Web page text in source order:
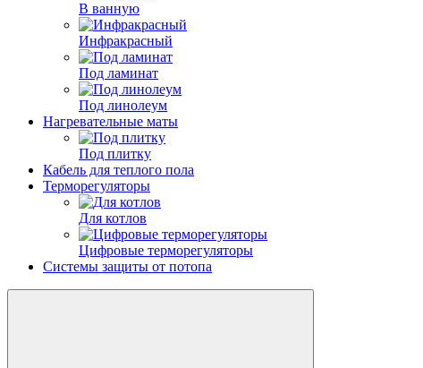
В ванную
Инфракрасный
Под ламинат
Под линолеум
Нагревательные маты
Под плитку
Кабель для теплого пола
Терморегуляторы
Для котлов
Цифровые терморегуляторы
Системы защиты от потопа